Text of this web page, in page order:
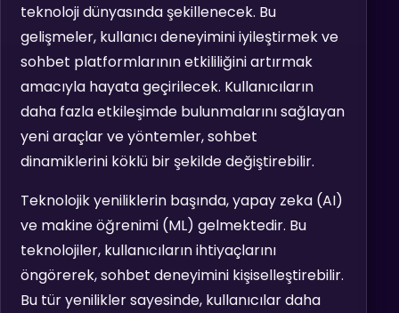
teknoloji dünyasında şekillenecek. Bu
gelişmeler, kullanıcı deneyimini iyileştirmek ve
sohbet platformlarının etkililiğini artırmak
amacıyla hayata geçirilecek. Kullanıcıların
daha fazla etkileşimde bulunmalarını sağlayan
yeni araçlar ve yöntemler, sohbet
dinamiklerini köklü bir şekilde değiştirebilir.
Teknolojik yeniliklerin başında, yapay zeka (AI)
ve makine öğrenimi (ML) gelmektedir. Bu
teknolojiler, kullanıcıların ihtiyaçlarını
öngörerek, sohbet deneyimini kişiselleştirebilir.
Bu tür yenilikler sayesinde, kullanıcılar daha